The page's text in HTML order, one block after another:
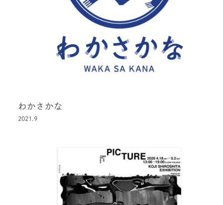
わかさかな
2021.9